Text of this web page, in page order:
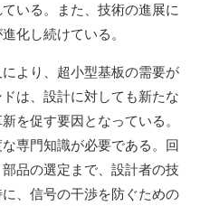
いる。また、技術の進展に
化し続けている。
より、超小型基板の需要が
は、設計に対しても新たな
を促す要因となっている。
専門知識が必要である。回
品の選定まで、設計者の技
、信号の干渉を防ぐための